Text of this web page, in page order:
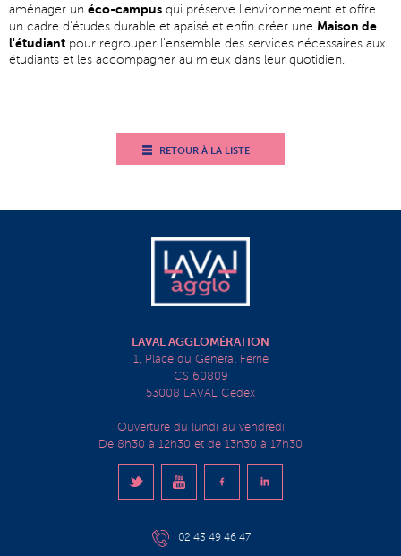
aménager un éco-campus qui préserve l'environnement et offre
un cadre d'études durable et apaisé et enfin créer une Maison de
l'étudiant pour regrouper l'ensemble des services nécessaires aux
étudiants et les accompagner au mieux dans leur quotidien.
RETOUR À LA LISTE
LAVAL AGGLOMÉRATION
1, Place du Général Ferrié
CS 60809
53008 LAVAL Cedex
Ouverture du lundi au vendredi
De 8h30 à 12h30 et de 13h30 à 17h30
02 43 49 46 47